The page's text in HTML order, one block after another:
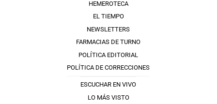
HEMEROTECA
EL TIEMPO
NEWSLETTERS
FARMACIAS DE TURNO
POLÍTICA EDITORIAL
POLÍTICA DE CORRECCIONES
ESCUCHAR EN VIVO
LO MÁS VISTO